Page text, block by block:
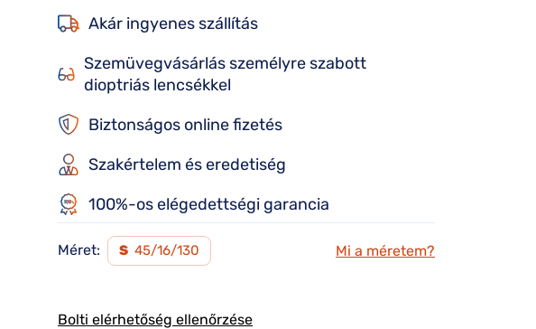
Akár ingyenes szállítás
Szemüvegvásárlás személyre szabott
dioptriás lencsékkel
Biztonságos online fizetés
Szakértelem és eredetiség
100%-os elégedettségi garancia
Méret: S 45/16/130 Mi a méretem?
Bolti elérhetőség ellenőrzése